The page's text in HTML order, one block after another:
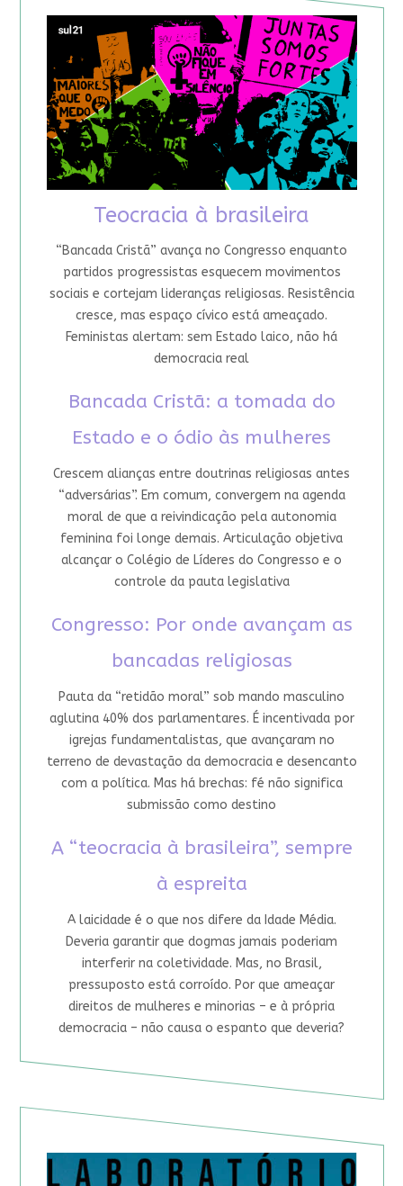
Teocracia à brasileira
“Bancada Cristã” avança no Congresso enquanto
partidos progressistas esquecem movimentos
sociais e cortejam lideranças religiosas. Resistência
cresce, mas espaço cívico está ameaçado.
Feministas alertam: sem Estado laico, não há
democracia real
Bancada Cristã: a tomada do
Estado e o ódio às mulheres
Crescem alianças entre doutrinas religiosas antes
“adversárias”. Em comum, convergem na agenda
moral de que a reivindicação pela autonomia
feminina foi longe demais. Articulação objetiva
alcançar o Colégio de Líderes do Congresso e o
controle da pauta legislativa
Congresso: Por onde avançam as
bancadas religiosas
Pauta da “retidão moral” sob mando masculino
aglutina 40% dos parlamentares. É incentivada por
igrejas fundamentalistas, que avançaram no
terreno de devastação da democracia e desencanto
com a política. Mas há brechas: fé não significa
submissão como destino
A “teocracia à brasileira”, sempre
à espreita
A laicidade é o que nos difere da Idade Média.
Deveria garantir que dogmas jamais poderiam
interferir na coletividade. Mas, no Brasil,
pressuposto está corroído. Por que ameaçar
direitos de mulheres e minorias – e à própria
democracia – não causa o espanto que deveria?